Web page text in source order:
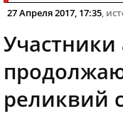
27 Апреля 2017, 17:35,
Участники
реликвий